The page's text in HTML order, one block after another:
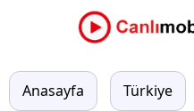
Anasayfa Türkiye